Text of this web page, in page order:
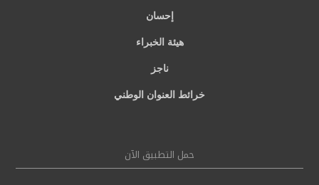
إحسان
هيئة الخبراء
ناجز
خرائط العنوان الوطني
حمل التطبيق الآن